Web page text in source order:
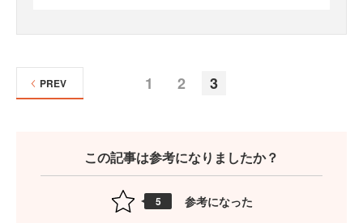
1 2 3
PREV
この記事は参考になりましたか？
5 参考になった